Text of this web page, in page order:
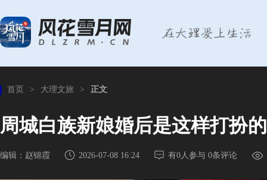
首页 > 大理文旅 > 正文
周城白族新娘婚后是这样打扮
编辑：赵锦霞 2026-07-08 16:24 有0人参与 0条评论